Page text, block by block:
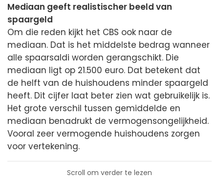
Mediaan geeft realistischer beeld van
spaargeld
Om die reden kijkt het CBS ook naar de
mediaan. Dat is het middelste bedrag wanneer
alle spaarsaldi worden gerangschikt. Die
mediaan ligt op 21.500 euro. Dat betekent dat
de helft van de huishoudens minder spaargeld
heeft. Dit cijfer laat beter zien wat gebruikelijk is.
Het grote verschil tussen gemiddelde en
mediaan benadrukt de vermogensongelijkheid.
Vooral zeer vermogende huishoudens zorgen
voor vertekening.
Scroll om verder te lezen